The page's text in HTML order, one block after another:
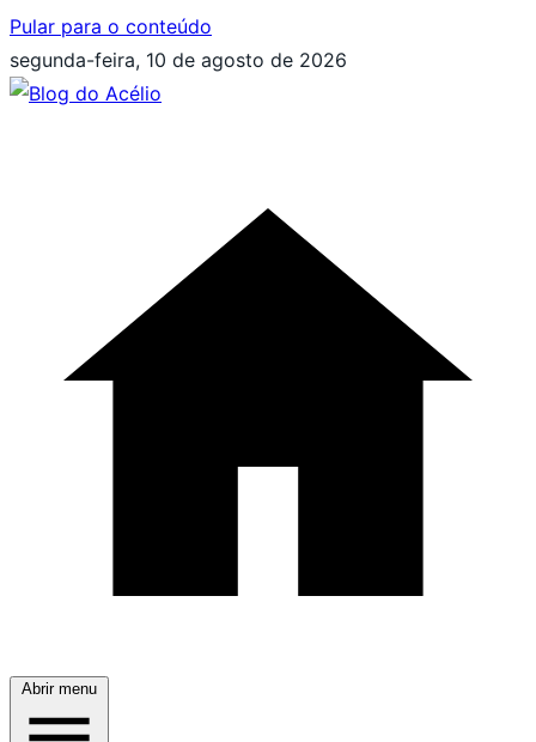
Pular para o conteúdo
segunda-feira, 10 de agosto de 2026
Abrir menu